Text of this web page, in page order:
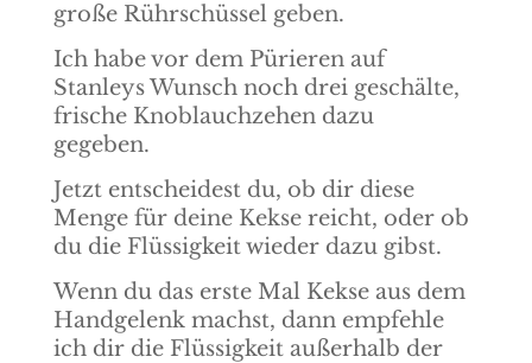
große Rührschüssel geben.
Ich habe vor dem Pürieren auf
Stanleys Wunsch noch drei geschälte,
frische Knoblauchzehen dazu
gegeben.
Jetzt entscheidest du, ob dir diese
Menge für deine Kekse reicht, oder ob
du die Flüssigkeit wieder dazu gibst.
Wenn du das erste Mal Kekse aus dem
Handgelenk machst, dann empfehle
ich dir die Flüssigkeit außerhalb der